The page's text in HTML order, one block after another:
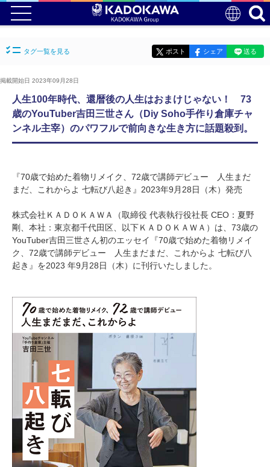
タグ一覧を見る ポスト シェア 送る
掲載開始日 2023年09月28日
人生100年時代、還暦後の人生はおまけじゃない！ 73
歳のYouTuber吉田三世さん（Diy Soho手作り倉庫チャ
ンネル主宰）のパワフルで前向きな生き方に話題殺到。
『70歳で始めた着物リメイク、72歳で講師デビュー 人生まだ
まだ、これからよ 七転び八起き』2023年9月28日（木）発売
株式会社ＫＡＤＯＫＡＷＡ（取締役 代表執行役社長 CEO：夏野
剛、本社：東京都千代田区、以下ＫＡＤＯＫＡＷＡ）は、73歳の
YouTuber吉田三世さん初のエッセイ『70歳で始めた着物リメイ
ク、72歳で講師デビュー 人生まだまだ、これからよ 七転び八
起き』を2023 年9月28日（木）に刊行いたしました。